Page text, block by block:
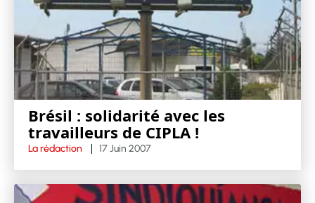
Brésil : solidarité avec les
travailleurs de CIPLA !
La rédaction 17 Juin 2007